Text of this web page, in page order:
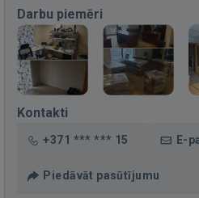
Darbu piemēri
Kontakti
+371 *** *** 15 E-
Piedāvāt pasūtījumu